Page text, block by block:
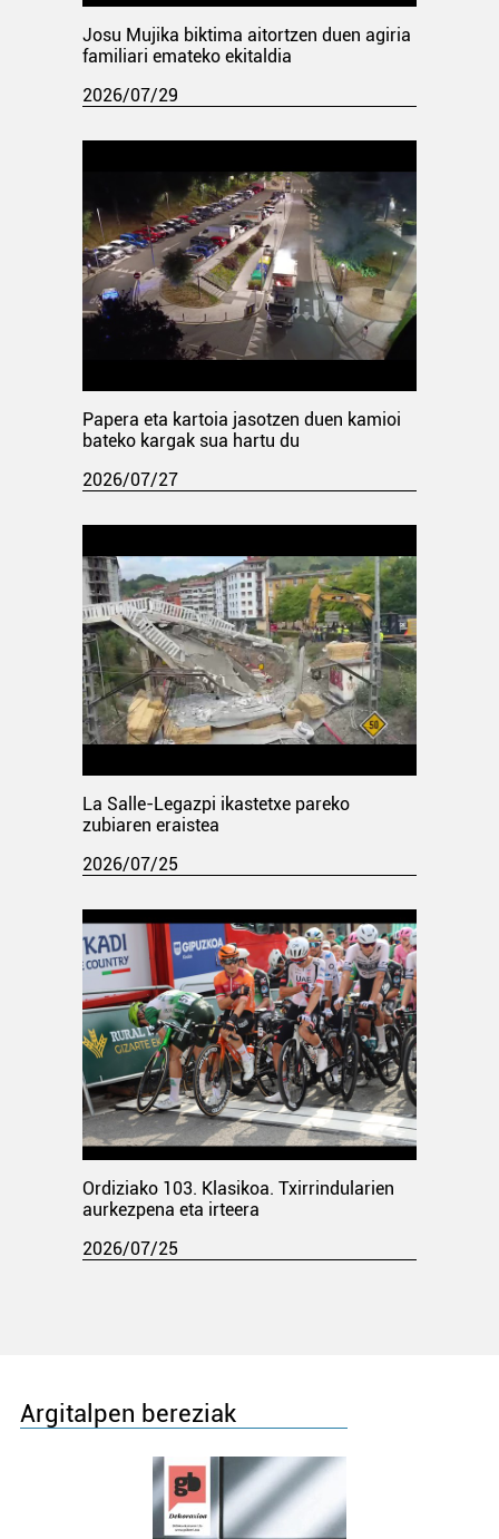
Josu Mujika biktima aitortzen duen agiria
familiari emateko ekitaldia
2026/07/29
Papera eta kartoia jasotzen duen kamioi
bateko kargak sua hartu du
2026/07/27
La Salle-Legazpi ikastetxe pareko
zubiaren eraistea
2026/07/25
Ordiziako 103. Klasikoa. Txirrindularien
aurkezpena eta irteera
2026/07/25
Argitalpen bereziak